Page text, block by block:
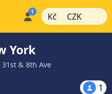
Kč | CZK |
York
& 8th Ave
1